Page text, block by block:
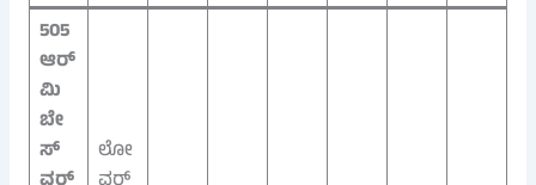
505
ಆರ್
ಮಿ
ಬೇ
ಸ್
ಲೋ